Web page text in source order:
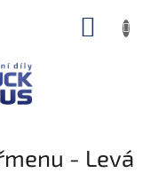
- Levá